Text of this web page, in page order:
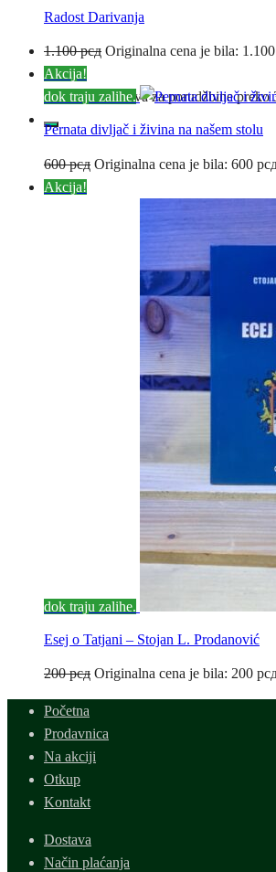
0
Besplatna dostava za porudžbine preko
Radost Darivanja
1.100рсд Originalna cena je bila:
Akcija!
dok traju zalihe.
Pernata divljač i živina na našem stolu
600рсд Originalna cena je bila: 600
Akcija!
dok traju zalihe.
Esej o Tatjani – Stojan L. Prodanović
200рсд Originalna cena je bila: 200
Početna
Prodavnica
Na akciji
Otkup
Kontakt
Dostava
Način plaćanja